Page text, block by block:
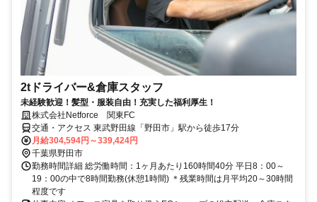
2tドライバー&倉庫スタッフ
未経験歓迎！髪型・服装自由！充実した福利厚生！
株式会社Netforce 関東FC
交通・アクセス 東武野田線「野田市」駅から徒歩17分
月給304,594円～339,424円
千葉県野田市
勤務時間詳細 総労働時間：1ヶ月あたり160時間40分 平日8：00～
19：00の中で8時間勤務(休憩1時間) ＊残業時間は月平均20～30時間
程度です